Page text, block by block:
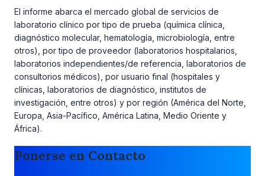
El informe abarca el mercado global de servicios de
laboratorio clínico por tipo de prueba (química clínica,
diagnóstico molecular, hematología, microbiología, entre
otros), por tipo de proveedor (laboratorios hospitalarios,
laboratorios independientes/de referencia, laboratorios de
consultorios médicos), por usuario final (hospitales y
clínicas, laboratorios de diagnóstico, institutos de
investigación, entre otros) y por región (América del Norte,
Europa, Asia-Pacífico, América Latina, Medio Oriente y
África).
Ponerse en Contacto